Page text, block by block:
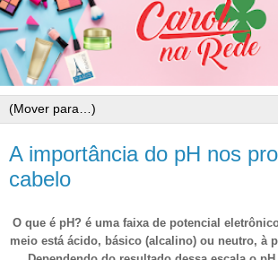
A importância do pH nos
cabelo
O que é pH? é uma faixa de potencial
meio está ácido, básico (alcalino) ou neutro, à